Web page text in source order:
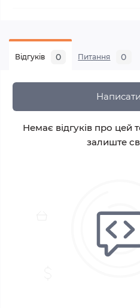
Відгуків 0 Питання 0
Немає відгуків про цей
залиште